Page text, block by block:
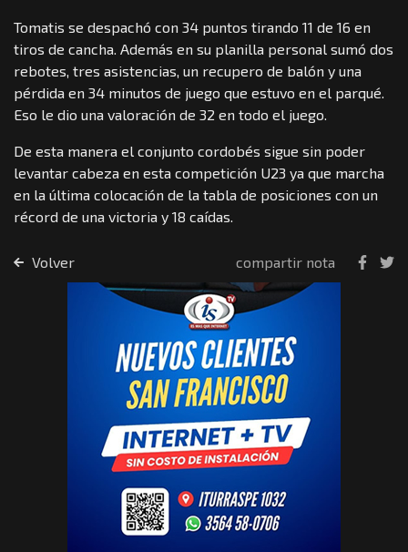
Tomatis se despachó con 34 puntos tirando 11 de 16 en
tiros de cancha. Además en su planilla personal sumó dos
rebotes, tres asistencias, un recupero de balón y una
pérdida en 34 minutos de juego que estuvo en el parqué.
Eso le dio una valoración de 32 en todo el juego.
De esta manera el conjunto cordobés sigue sin poder
levantar cabeza en esta competición U23 ya que marcha
en la última colocación de la tabla de posiciones con un
récord de una victoria y 18 caídas.
Volver compartir nota